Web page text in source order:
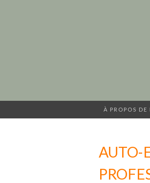
À PROPOS DE
AUTO-